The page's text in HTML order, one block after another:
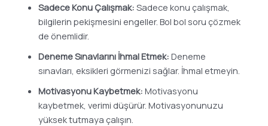
Sadece Konu Çalışmak: Sadece konu çalışmak,
bilgilerin pekişmesini engeller. Bol bol soru çözmek
de önemlidir.
Deneme Sınavlarını İhmal Etmek: Deneme
sınavları, eksikleri görmenizi sağlar. İhmal etmeyin.
Motivasyonu Kaybetmek: Motivasyonu
kaybetmek, verimi düşürür. Motivasyonunuzu
yüksek tutmaya çalışın.